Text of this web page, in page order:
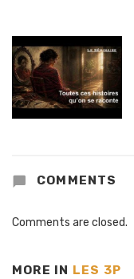
COMMENTS
Comments are closed.
MORE IN LES 3P